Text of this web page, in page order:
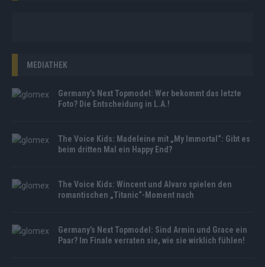
MEDIATHEK
Germany’s Next Topmodel: Wer bekommt das letzte
Foto? Die Entscheidung in L.A.!
The Voice Kids: Madeleine mit „My Immortal“: Gibt es
beim dritten Mal ein Happy End?
The Voice Kids: Wincent und Alvaro spielen den
romantischen „Titanic“-Moment nach
Germany’s Next Topmodel: Sind Armin und Grace ein
Paar? Im Finale verraten sie, wie sie wirklich fühlen!